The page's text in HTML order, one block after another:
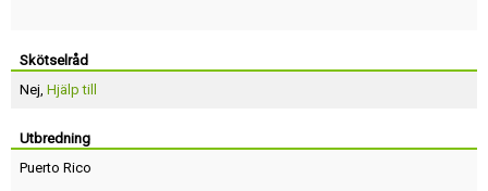
Skötselråd
Nej, Hjälp till
Utbredning
Puerto Rico